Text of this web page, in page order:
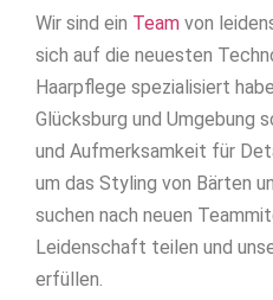
Wir sind ein Team von
sich auf die neuesten
Haarpflege spezialisiert
Glücksburg und Umgebung
und Aufmerksamkeit für
um das Styling von Bärten
suchen nach neuen
Leidenschaft teilen und
erfüllen.